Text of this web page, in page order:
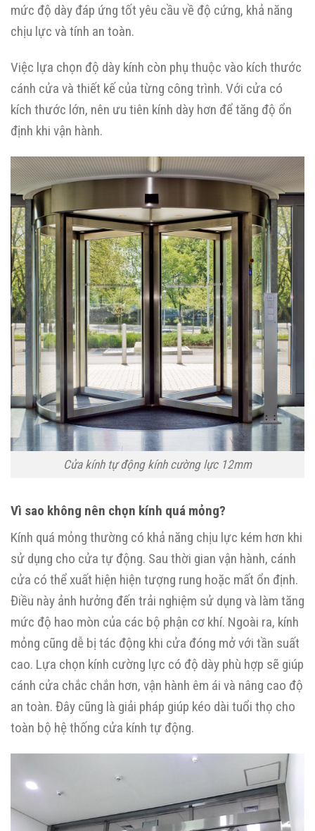
mức độ dày đáp ứng tốt yêu cầu về độ cứng, khả năng
chịu lực và tính an toàn.
Việc lựa chọn độ dày kính còn phụ thuộc vào kích thước
cánh cửa và thiết kế của từng công trình. Với cửa có
kích thước lớn, nên ưu tiên kính dày hơn để tăng độ ổn
định khi vận hành.
Cửa kính tự động kính cường lực 12mm
Vì sao không nên chọn kính quá mỏng?
Kính quá mỏng thường có khả năng chịu lực kém hơn khi
sử dụng cho cửa tự động. Sau thời gian vận hành, cánh
cửa có thể xuất hiện hiện tượng rung hoặc mất ổn định.
Điều này ảnh hưởng đến trải nghiệm sử dụng và làm tăng
mức độ hao mòn của các bộ phận cơ khí. Ngoài ra, kính
mỏng cũng dễ bị tác động khi cửa đóng mở với tần suất
cao. Lựa chọn kính cường lực có độ dày phù hợp sẽ giúp
cánh cửa chắc chắn hơn, vận hành êm ái và nâng cao độ
an toàn. Đây cũng là giải pháp giúp kéo dài tuổi thọ cho
toàn bộ hệ thống cửa kính tự động.